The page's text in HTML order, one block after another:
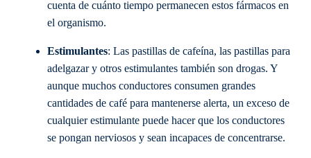
cuenta de cuánto tiempo permanecen estos fármacos en
el organismo.
Estimulantes: Las pastillas de cafeína, las pastillas para
adelgazar y otros estimulantes también son drogas. Y
aunque muchos conductores consumen grandes
cantidades de café para mantenerse alerta, un exceso de
cualquier estimulante puede hacer que los conductores
se pongan nerviosos y sean incapaces de concentrarse.